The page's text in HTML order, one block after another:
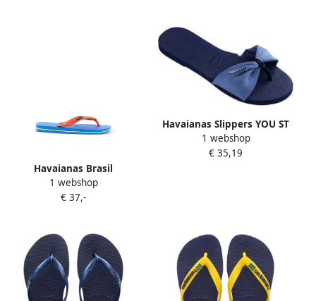
Havaianas Brasil
teenslippers met logo
Blauw
1 webshop
€ 37,-
Havaianas Slippers YOU ST
TROPEZ BASIC
1 webshop
€ 35,19